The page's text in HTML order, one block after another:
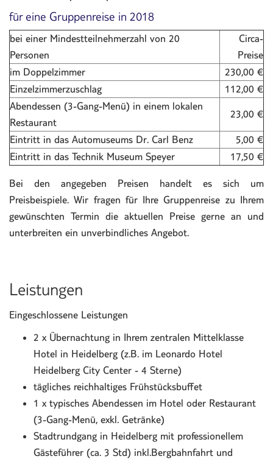
für eine Gruppenreise in 2018
bei einer Mindestteilnehmerzahl von 20
Personen
Circa-
Preise
im Doppelzimmer
230,00 €
Einzelzimmerzuschlag
112,00 €
Abendessen (3-Gang-Menü) in einem lokalen
Restaurant
23,00 €
Eintritt in das Automuseums Dr. Carl Benz
5,00 €
Eintritt in das Technik Museum Speyer
17,50 €
Bei den angegeben Preisen handelt es sich um
Preisbeispiele. Wir fragen für Ihre Gruppenreise zu Ihrem
gewünschten Termin die aktuellen Preise gerne an und
unterbreiten ein unverbindliches Angebot.
Leistungen
Eingeschlossene Leistungen
2 x Übernachtung in Ihrem zentralen Mittelklasse
Hotel in Heidelberg (z.B. im Leonardo Hotel
Heidelberg City Center - 4 Sterne)
tägliches reichhaltiges Frühstücksbuffet
1 x typisches Abendessen im Hotel oder Restaurant
(3-Gang-Menü, exkl. Getränke)
Stadtrundgang in Heidelberg mit professionellem
Gästeführer (ca. 3 Std) inkl.Bergbahnfahrt und